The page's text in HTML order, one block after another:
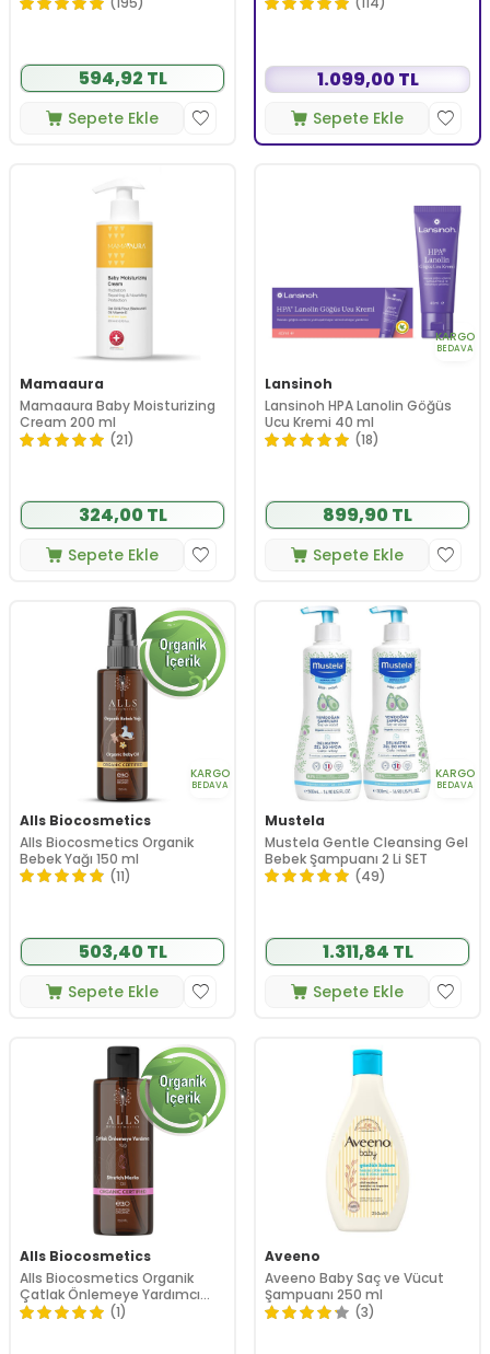
594,92 TL
Sepete Ekle
1.099,00 TL
Sepete Ekle
Mamaaura
Mamaaura Baby Moisturizing
Cream 200 ml
(21)
324,00 TL
Sepete Ekle
KARGO
BEDAVA
Lansinoh
Lansinoh HPA Lanolin Göğüs
Ucu Kremi 40 ml
(18)
899,90 TL
Sepete Ekle
KARGO
BEDAVA
Alls Biocosmetics
Alls Biocosmetics Organik
Bebek Yağı 150 ml
(11)
503,40 TL
Sepete Ekle
KARGO
BEDAVA
Mustela
Mustela Gentle Cleansing Gel
Bebek Şampuanı 2 Li SET
(49)
1.311,84 TL
Sepete Ekle
Alls Biocosmetics
Alls Biocosmetics Organik
Çatlak Önlemeye Yardımcı
Yağ 150 ml
(1)
Aveeno
Aveeno Baby Saç ve Vücut
Şampuanı 250 ml
(3)